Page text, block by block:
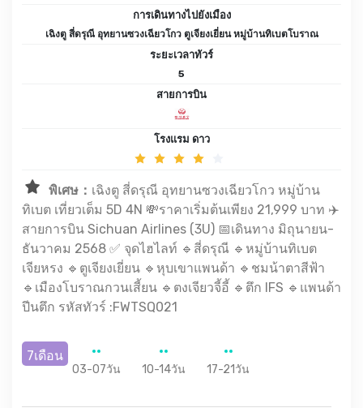
การเดินทางไปยังเมือง
เฉิงตู สี่ดรุณี อุทยานซวงเฉียวโกว ตูเจียงเยี่ยน หมู่บ้านทิเบตโบราณ
ระยะเวลาทัวร์
5
สายการบิน
โรงแรม ดาว
พิเศษ： เฉิงตู สี่ดรุณี อุทยานซวงเฉียวโกว หมู่บ้าน
ทิเบต เที่ยวเต็ม 5D 4N 💸ราคาเริ่มต้นเพียง 21,999 บาท ✈️
สายการบิน Sichuan Airlines (3U) 📅เดินทาง มิถุนายน-
ธันวาคม 2568 ✅ จุดไฮไลท์ 🔹สี่ดรุณี 🔹หมู่บ้านทิเบต
เจียหรง 🔹ตูเจียงเยี่ยน 🔹หุบเขาแพนด้า 🔹ชมน้าตาสีฟ้า
🔹เมืองโบราณกวนเสี้ยน 🔹ตงเจียวจี้อี้ 🔹ตึก IFS 🔹แพนด้า
ปีนตึก รหัสทัวร์ :FWTSQ021
7เดือน
03-07วัน 10-14วัน 17-21วัน